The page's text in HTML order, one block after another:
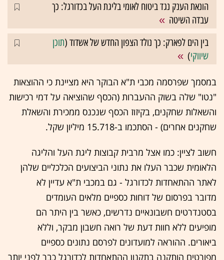
הונאת הענק נגד ביטוח לאומי בליגת העל בכדורגל: כך
עבדה השיטה
בין הים לפארק: כך נולד הצפון החדש של אשדוד (תוכן
שיווקי)
במסמך שפרסמה מכבי ת"א הבוקר היא מציינת כי ההוצאות
"נטו" שלה בשוק ההעברות (הכסף שהוציאה על דמי רכישות
והשאלות שחקנים, בקיזוז הכסף שנכנס ממכירת והשאלת
שחקנים אחרים) - הסתכמו ב-15.718 מיליון שקל.
חשוב לציין: כמו אצל מרבית קבוצות ליגת העל והליגה
הלאומית שכבר העלו את נתוני הביצועים הכלכליים שלהן
לאתר ההתאחדות לכדורגל - גם במכבי ת"א עדיין לא
מדובר בפרסום של דוחות כספיים מלאים העומדים
בסטנדרטים חשבונאיים נדרשים, כאשר בין היתר הם
מופיעים ללא חוות דעת של רואה חשבון מבקר, וללא
ביאורים. ההוראה למועדונים לפרסם נתונים כספיים
מפורטים הותקנה בתקנון ההתאחדות לכדורגל כבר לפני יותר